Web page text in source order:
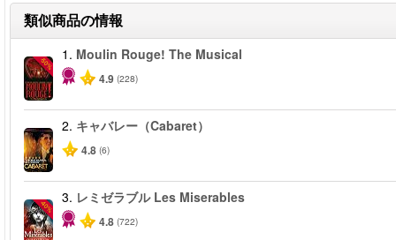
類似商品の情報
-50%
1. Moulin Rouge! The Musical
4.9 (228)
2. キャバレー（Cabaret）
4.8 (6)
-40%
3. レミゼラブル Les Miserables
4.8 (722)